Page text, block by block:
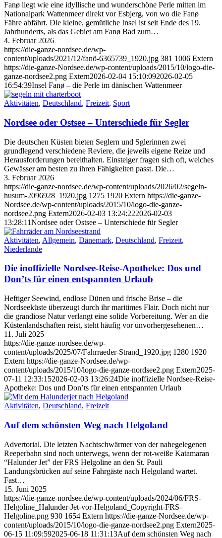
Fanø liegt wie eine idyllische und wunderschöne Perle mitten im
Nationalpark Wattenmeer direkt vor Esbjerg, von wo die Fanø
Fähre abfährt. Die kleine, gemütliche Insel ist seit Ende des 19.
Jahrhunderts, als das Gebiet am Fanø Bad zum…
4. Februar 2026
https://die-ganze-nordsee.de/wp-
content/uploads/2021/12/fanö-6365739_1920.jpg 381 1006 Extern
https://die-ganze-Nordsee.de/wp-content/uploads/2015/10/logo-die-
ganze-nordsee2.png Extern2026-02-04 15:10:092026-02-05
16:54:39Insel Fanø – die Perle im dänischen Wattenmeer
Aktivitäten, Deutschland, Freizeit, Sport
Nordsee oder Ostsee – Unterschiede für Segler
Die deutschen Küsten bieten Seglern und Sglerinnen zwei
grundlegend verschiedene Reviere, die jeweils eigene Reize und
Herausforderungen bereithalten. Einsteiger fragen sich oft, welches
Gewässer am besten zu ihren Fähigkeiten passt. Die…
3. Februar 2026
https://die-ganze-nordsee.de/wp-content/uploads/2026/02/segeln-
husum-2096928_1920.jpg 1275 1920 Extern https://die-ganze-
Nordsee.de/wp-content/uploads/2015/10/logo-die-ganze-
nordsee2.png Extern2026-02-03 13:24:222026-02-03
13:28:11Nordsee oder Ostsee – Unterschiede für Segler
Aktivitäten, Allgemein, Dänemark, Deutschland, Freizeit,
Niederlande
Die inoffizielle Nordsee-Reise-Apotheke: Dos und
Don’ts für einen entspannten Urlaub
Heftiger Seewind, endlose Dünen und frische Brise – die
Nordseeküste überzeugt durch ihr maritimes Flair. Doch nicht nur
die grandiose Natur verlangt eine solide Vorbereitung. Wer an die
Küstenlandschaften reist, steht häufig vor unvorhergesehenen…
11. Juli 2025
https://die-ganze-nordsee.de/wp-
content/uploads/2025/07/Fahrraeder-Strand_1920.jpg 1280 1920
Extern https://die-ganze-Nordsee.de/wp-
content/uploads/2015/10/logo-die-ganze-nordsee2.png Extern2025-
07-11 12:33:152026-02-03 13:26:24Die inoffizielle Nordsee-Reise-
Apotheke: Dos und Don’ts für einen entspannten Urlaub
Aktivitäten, Deutschland, Freizeit
Auf dem schönsten Weg nach Helgoland
Advertorial. Die letzten Nachtschwärmer von der nahegelegenen
Reeperbahn sind noch unterwegs, wenn der rot-weiße Katamaran
“Halunder Jet” der FRS Helgoline an den St. Pauli
Landungsbrücken auf seine Fahrgäste nach Helgoland wartet.
Fast…
15. Juni 2025
https://die-ganze-nordsee.de/wp-content/uploads/2024/06/FRS-
Helgoline_Halunder-Jet-vor-Helgoland_Copyright-FRS-
Helgoline.png 930 1654 Extern https://die-ganze-Nordsee.de/wp-
content/uploads/2015/10/logo-die-ganze-nordsee2.png Extern2025-
06-15 11:09:592025-06-18 11:31:13Auf dem schönsten Weg nach